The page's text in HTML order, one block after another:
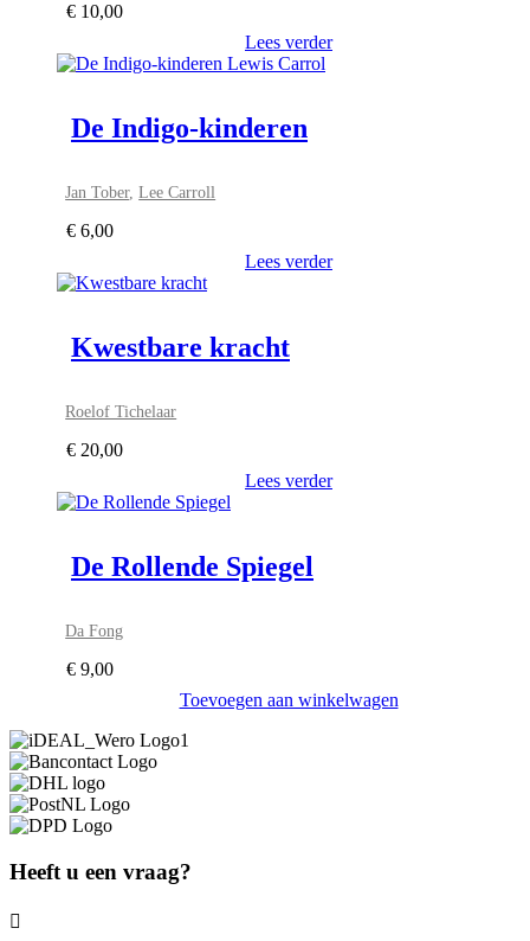
€ 10,00
Lees verder
De Indigo-kinderen
Jan Tober,Lee Carroll
€ 6,00
Lees verder
Kwestbare kracht
Roelof Tichelaar
€ 20,00
Lees verder
De Rollende Spiegel
Da Fong
€ 9,00
Toevoegen aan winkelwagen
Heeft u een vraag?